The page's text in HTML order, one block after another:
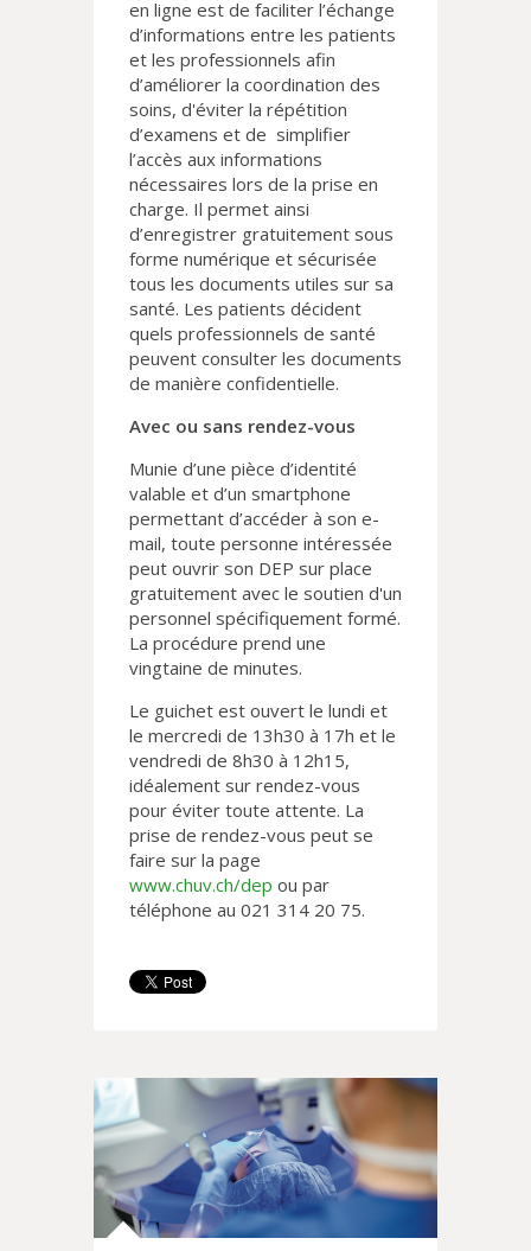
en ligne est de faciliter l’échange
d’informations entre les patients
et les professionnels afin
d’améliorer la coordination des
soins, d'éviter la répétition
d’examens et de simplifier
l’accès aux informations
nécessaires lors de la prise en
charge. Il permet ainsi
d’enregistrer gratuitement sous
forme numérique et sécurisée
tous les documents utiles sur sa
santé. Les patients décident
quels professionnels de santé
peuvent consulter les documents
de manière confidentielle.
Avec ou sans rendez-vous
Munie d’une pièce d’identité
valable et d’un smartphone
permettant d’accéder à son e-
mail, toute personne intéressée
peut ouvrir son DEP sur place
gratuitement avec le soutien d'un
personnel spécifiquement formé.
La procédure prend une
vingtaine de minutes.
Le guichet est ouvert le lundi et
le mercredi de 13h30 à 17h et le
vendredi de 8h30 à 12h15,
idéalement sur rendez-vous
pour éviter toute attente. La
prise de rendez-vous peut se
faire sur la page
www.chuv.ch/dep ou par
téléphone au 021 314 20 75.